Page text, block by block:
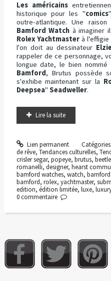
Les américains
historique pour les "comics
outre-atlantique. Une
Bamford Watch à imaginer
Rolex Yachtmaster à l'effigie
l'on doit au dessinateur
rappeler de ce personnage,
longue date, le bien
Bamford, Brutus possède
s'exhibe maintenant sur la
Deepsea" Seadweller.
Lire la suite
Lien permanent
de rêve, Tendances culturelles,
crisler segar, popeye, brutus,
romanelli, designer, hearst
bamford watches, watch,
bamford, rolex, yachtmaster,
edition, édition limitée, luxe,
0 commentaire